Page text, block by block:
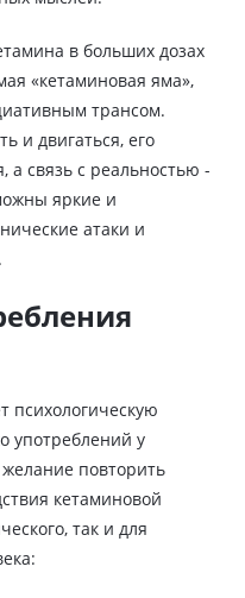
в больших дозах
«кетаминовая яма»,
трансом.
и двигаться, его
а связь с реальностью -
яркие и
атаки и
психологическую
употреблений у
повторить
кетаминовой
так и для